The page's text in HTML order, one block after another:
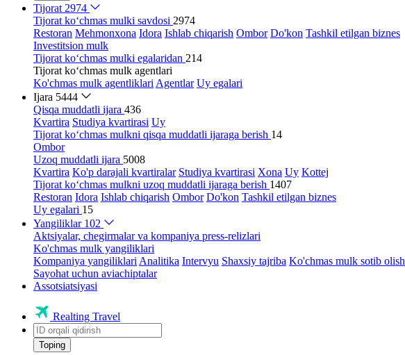
Tijorat 2974
Tijorat ko‘chmas mulki savdosi 2974
Restoran Mehmonxona Idora Ishlab chiqarish Ombor Do'kon Tashkil etilgan biznes
Investitsion mulk
Tijorat ko‘chmas mulki egalaridan 214
Tijorat ko‘chmas mulk agentlari
Ko'chmas mulk agentliklari Agentlar Uy egalari
Ijara 5444
Qisqa muddatli ijara 436
Kvartira Studiya kvartirasi Uy
Tijorat ko‘chmas mulkni qisqa muddatli ijaraga berish 14
Ombor
Uzoq muddatli ijara 5008
Kvartira Ko'p darajali kvartiralar Studiya kvartirasi Xona Uy Kottej
Tijorat ko‘chmas mulkni uzoq muddatli ijaraga berish 1407
Restoran Idora Ishlab chiqarish Ombor Do'kon Tashkil etilgan biznes
Uy egalari 15
Yangiliklar 102
Aktsiyalar, chegirmalar va kompaniya press-relizlari
Ko'chmas mulk yangiliklari
Kompaniya yangiliklari Analitika Intervyu Shaxsiy tajriba Ko'chmas mulk sotib olish
Sayohat uchun aviachiptalar
Assotsiatsiyasi
Realting Travel
Toping